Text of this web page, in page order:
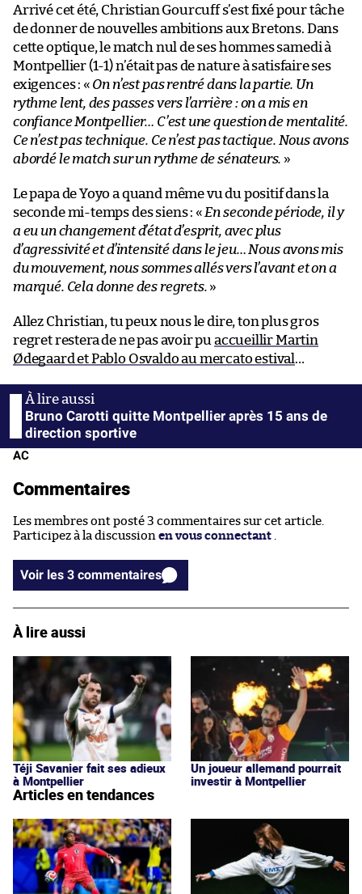
Arrivé cet été, Christian Gourcuff s’est fixé pour tâche
de donner de nouvelles ambitions aux Bretons. Dans
cette optique, le match nul de ses hommes samedi à
Montpellier (1-1) n’était pas de nature à satisfaire ses
exigences : « On n’est pas rentré dans la partie. Un
rythme lent, des passes vers l’arrière : on a mis en
confiance Montpellier… C’est une question de mentalité.
Ce n’est pas technique. Ce n’est pas tactique. Nous avons
abordé le match sur un rythme de sénateurs. »
Le papa de Yoyo a quand même vu du positif dans la
seconde mi-temps des siens : « En seconde période, il y
a eu un changement d’état d’esprit, avec plus
d’agressivité et d’intensité dans le jeu… Nous avons mis
du mouvement, nous sommes allés vers l’avant et on a
marqué. Cela donne des regrets. »
Allez Christian, tu peux nous le dire, ton plus gros
regret restera de ne pas avoir pu accueillir Martin
Ødegaard et Pablo Osvaldo au mercato estival…
Bruno Carotti quitte Montpellier après 15 ans de
direction sportive
AC
Commentaires
Les membres ont posté 3 commentaires sur cet article.
Participez à la discussion en vous connectant
Voir les 3 commentaires
À lire aussi
Téji Savanier fait ses adieux
à Montpellier
Un joueur allemand pourrait
investir à Montpellier
Articles en tendances